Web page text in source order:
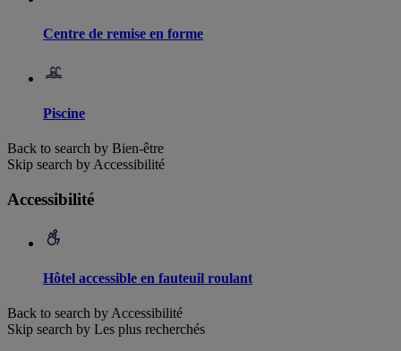
Centre de remise en forme
Piscine
Back to search by Bien-être
Skip search by Accessibilité
Accessibilité
Hôtel accessible en fauteuil roulant
Back to search by Accessibilité
Skip search by Les plus recherchés